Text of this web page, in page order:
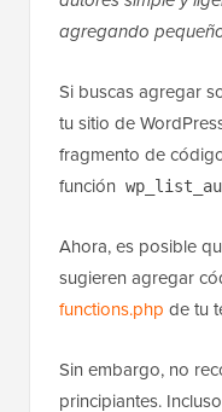
agregando
Si buscas agregar
tu sitio de
fragmento de
función
Ahora, es posible
sugieren agregar
functions.php de tu
Sin embargo, no
principiantes.